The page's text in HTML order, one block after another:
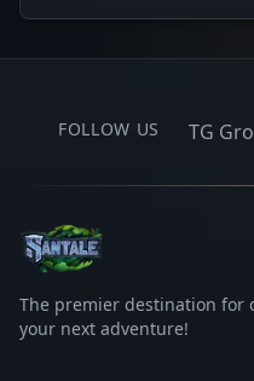
FOLLOW US TG
The premier destination for
your next adventure!